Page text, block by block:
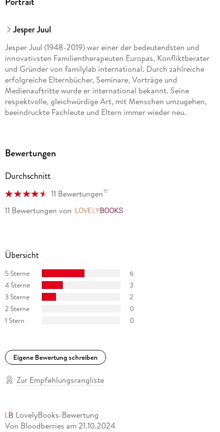
Jesper Juul
Jesper Juul (1948-2019) war einer der bedeutendsten und
innovativsten Familientherapeuten Europas, Konfliktberater
und Gründer von familylab international. Durch zahlreiche
erfolgreiche Elternbücher, Seminare, Vorträge und
Medienauftritte wurde er international bekannt. Seine
respektvolle, gleichwürdige Art, mit Menschen umzugehen,
beeindruckte Fachleute und Eltern immer wieder neu.
Bewertungen
Durchschnitt
11 Bewertungen15
11 Bewertungen von
Übersicht
5 Sterne
6
4 Sterne
3
3 Sterne
2
2 Sterne
0
1 Stern
0
Eigene Bewertung schreiben
Zur Empfehlungsrangliste
LovelyBooks-Bewertung
Von Bloodberries am 21.10.2024